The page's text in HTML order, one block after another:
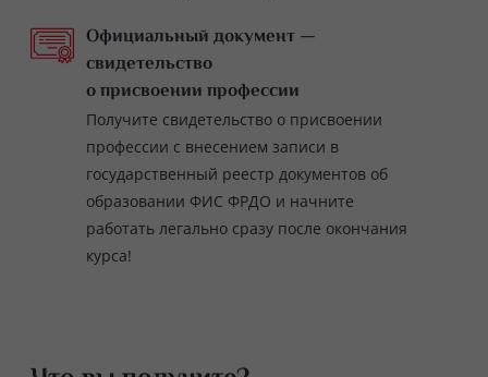
Официальный документ —
свидетельство
о присвоении профессии
Получите свидетельство о присвоении
профессии с внесением записи в
государственный реестр документов об
образовании ФИС ФРДО и начните
работать легально сразу после окончания
курса!